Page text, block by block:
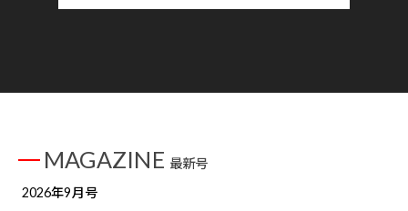
MAGAZINE 最新号
2026年9月号